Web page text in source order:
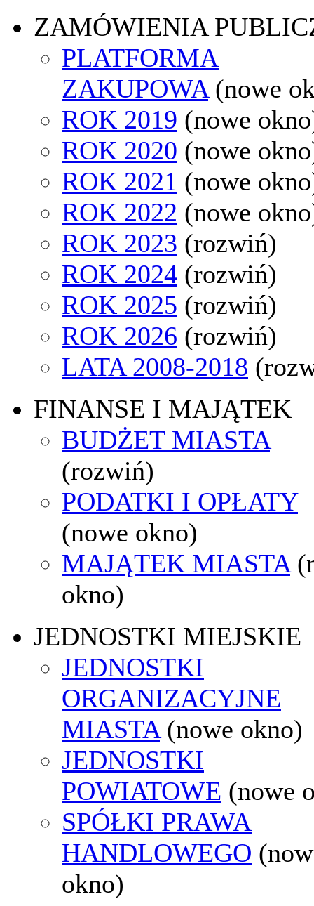
ZAMÓWIENIA
PLATFORMA
ZAKUPOWA (nowe
ROK 2019 (nowe
ROK 2020 (nowe
ROK 2021 (nowe
ROK 2022 (nowe
ROK 2023 (rozwiń)
ROK 2024 (rozwiń)
ROK 2025 (rozwiń)
ROK 2026 (rozwiń)
LATA 2008-2018
FINANSE I MAJĄTEK
BUDŻET MIASTA
(rozwiń)
PODATKI I OPŁATY
(nowe okno)
MAJĄTEK MIASTA
okno)
JEDNOSTKI MIEJSKIE
JEDNOSTKI
ORGANIZACYJNE
MIASTA (nowe okno)
JEDNOSTKI
POWIATOWE (nowe
SPÓŁKI PRAWA
HANDLOWEGO
okno)